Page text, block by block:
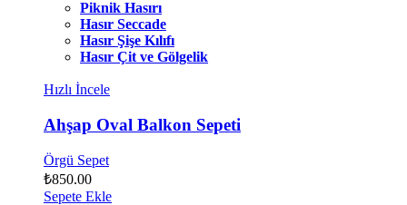
Piknik Hasırı
Hasır Seccade
Hasır Şişe Kılıfı
Hasır Çit ve Gölgelik
Hızlı İncele
Ahşap Oval Balkon Sepeti
Örgü Sepet
₺850.00
Sepete Ekle